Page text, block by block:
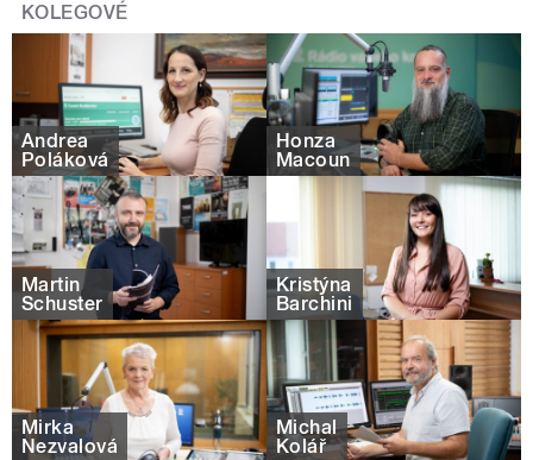
KOLEGOVÉ
Andrea
Poláková
Honza
Macoun
Martin
Schuster
Kristýna
Barchini
Mirka
Nezvalová
Michal
Kolář